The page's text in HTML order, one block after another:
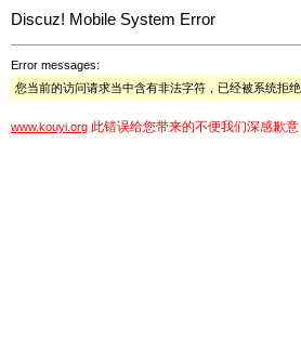
Discuz! Mobile System Error
Error messages:
您当前的访问请求当中含有非法字符，已经被系统拒绝
www.kouyi.org 此错误给您带来的不便我们深感歉意